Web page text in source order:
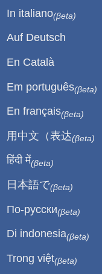
In italiano(βeta)
Auf Deutsch
En Català
Em português(βeta)
En français(βeta)
用中文（表达(βeta)
हिंदी में(βeta)
日本語で(βeta)
По-русски(βeta)
Di indonesia(βeta)
Trong việt(βeta)